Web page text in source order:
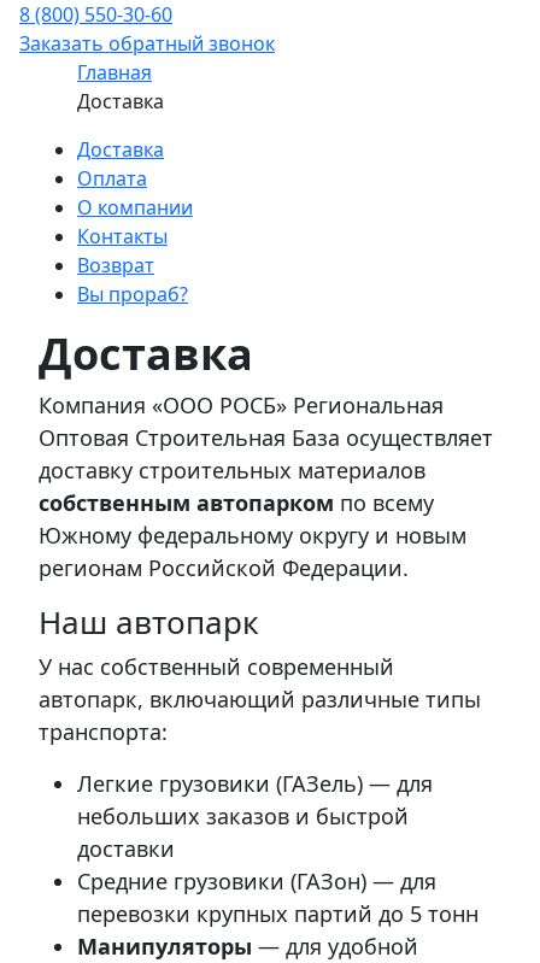
8 (800) 550-30-60
Заказать обратный звонок
Главная
Доставка
Доставка
Оплата
О компании
Контакты
Возврат
Вы прораб?
Доставка
Компания «ООО РОСБ» Региональная
Оптовая Строительная База осуществляет
доставку строительных материалов
собственным автопарком по всему
Южному федеральному округу и новым
регионам Российской Федерации.
Наш автопарк
У нас собственный современный
автопарк, включающий различные типы
транспорта:
Легкие грузовики (ГАЗель) — для
небольших заказов и быстрой
доставки
Средние грузовики (ГАЗон) — для
перевозки крупных партий до 5 тонн
Манипуляторы — для удобной